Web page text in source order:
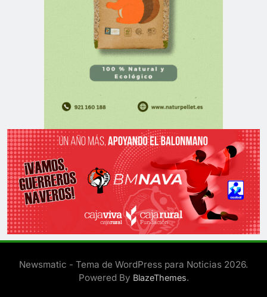
Newsmatic - Tema de WordPress para Noticias 2026.
Powered By BlazeThemes.